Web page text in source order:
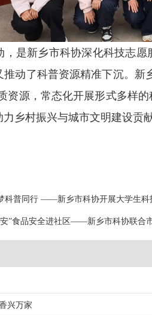
新乡市科协深化科技志愿
动了科普资源精准下沉。
资源，常态化开展形式多样
乡村振兴与城市文明建设贡
科普同行 ——新乡市科协开展大学生科
”食品安全进社区——新乡市科协联合
兴万家